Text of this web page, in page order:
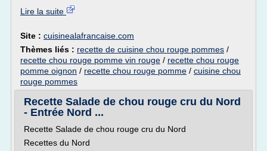
Lire la suite
Site : cuisinealafrancaise.com
Thèmes liés : recette de cuisine chou rouge pommes /
recette chou rouge pomme vin rouge / recette chou rouge
pomme oignon / recette chou rouge pomme / cuisine chou
rouge pommes
Recette Salade de chou rouge cru du Nord
- Entrée Nord ...
Recette Salade de chou rouge cru du Nord
Recettes du Nord